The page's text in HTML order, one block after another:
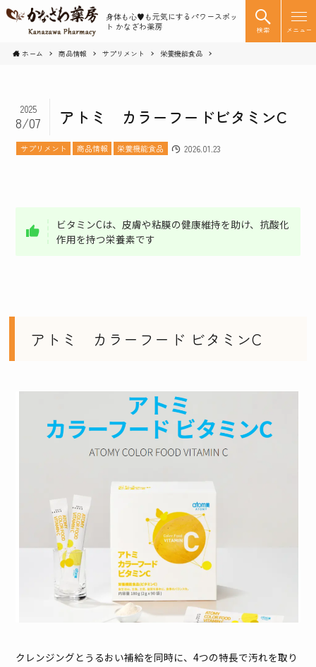
身体も心♥️も元気にするパワースポッ
ト かなざわ薬房
検索 メニュー
ホーム 商品情報 サプリメント 栄養機能食品
アトミ カラーフードビタミンC
2025
8/07
サプリメント 商品情報 栄養機能食品 2026.01.23
ビタミンCは、皮膚や粘膜の健康維持を助け、抗酸化
作用を持つ栄養素です
アトミ カラーフード ビタミンC
クレンジングとうるおい補給を同時に、4つの特長で汚れを取り